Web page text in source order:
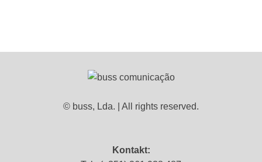
© buss, Lda. | All rights reserved.
Kontakt: